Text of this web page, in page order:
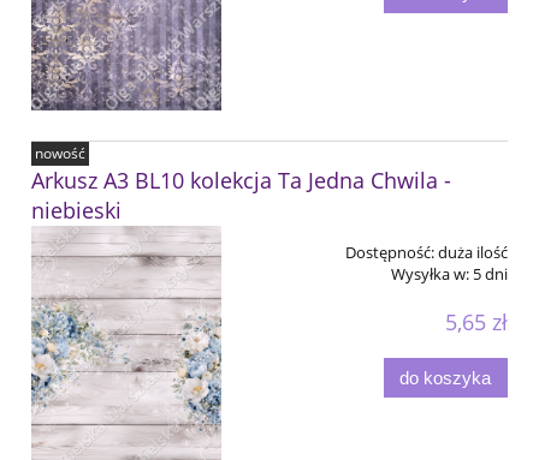
Arkusz A3 BL10 kolekcja Ta Jedna Chwila -
niebieski
Dostępność:duża ilość
Wysyłka w: 5 dni
5,65 zł
do koszyka
nowość